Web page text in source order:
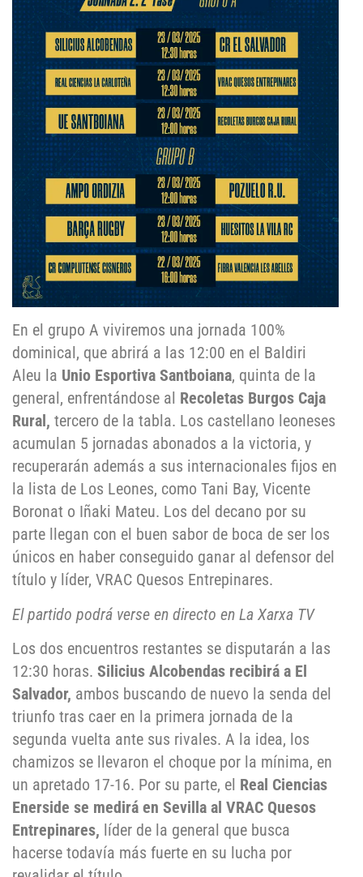
En el grupo A viviremos una jornada 100%
dominical, que abrirá a las 12:00 en el Baldiri
Aleu la Unio Esportiva Santboiana, quinta de la
general, enfrentándose al Recoletas Burgos Caja
Rural, tercero de la tabla. Los castellano leoneses
acumulan 5 jornadas abonados a la victoria, y
recuperarán además a sus internacionales fijos en
la lista de Los Leones, como Tani Bay, Vicente
Boronat o Iñaki Mateu. Los del decano por su
parte llegan con el buen sabor de boca de ser los
únicos en haber conseguido ganar al defensor del
título y líder, VRAC Quesos Entrepinares.
El partido podrá verse en directo en La Xarxa TV
Los dos encuentros restantes se disputarán a las
12:30 horas. Silicius Alcobendas recibirá a El
Salvador, ambos buscando de nuevo la senda del
triunfo tras caer en la primera jornada de la
segunda vuelta ante sus rivales. A la idea, los
chamizos se llevaron el choque por la mínima, en
un apretado 17-16. Por su parte, el Real Ciencias
Enerside se medirá en Sevilla al VRAC Quesos
Entrepinares, líder de la general que busca
hacerse todavía más fuerte en su lucha por